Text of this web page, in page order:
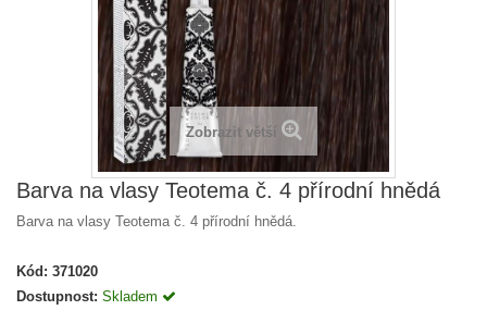
Zobrazit větší
Barva na vlasy Teotema č. 4 přírodní hnědá
Barva na vlasy Teotema č. 4 přírodní hnědá.
Kód: 371020
Dostupnost: Skladem